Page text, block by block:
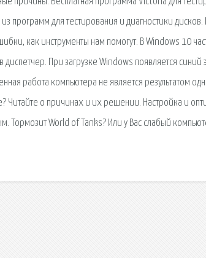
программ для тестирования и диагностики дисков.
как инструменты нам помогут. В Windows 10
При загрузке Windows появляется синий
работа компьютера не является результатом
Читайте о причинах и их решении. Настройка и
Тормозит World of Tanks? Или у Вас слабый